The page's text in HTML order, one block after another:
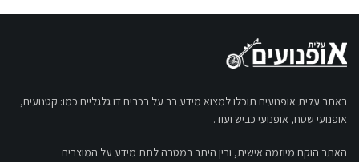
באתר עלית אופנועים תוכלו למצוא מידע רב על רכבים דו גלגליים כמו: קטנועים,
אופנועי שטח, אופנועי כביש ועוד.
האתר הוקם מיוזמה אישית, ובין היתר במטרה לתת מידע על המוצרים